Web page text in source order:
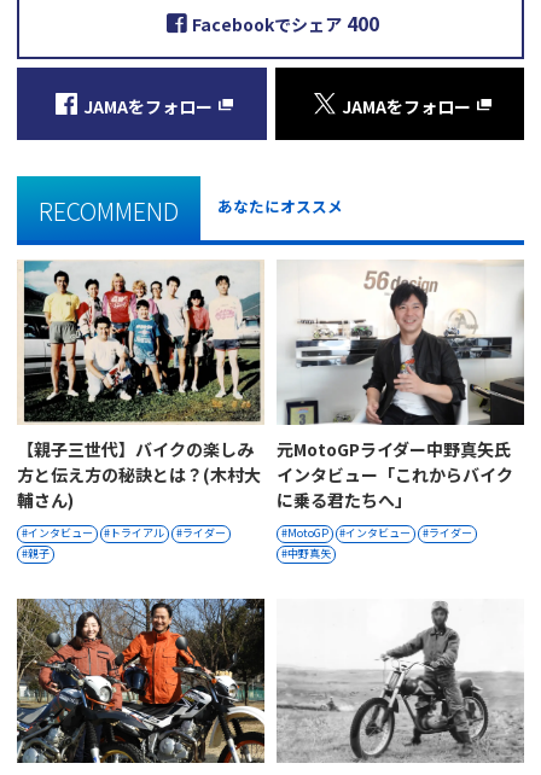
Facebookでシェア 400
JAMAをフォロー JAMAをフォロー
RECOMMEND あなたにオススメ
【親子三世代】バイクの楽しみ
方と伝え方の秘訣とは？(木村大
輔さん)
インタビュー トライアル
ライダー
親子
元MotoGPライダー中野真矢氏
インタビュー「これからバイク
に乗る君たちへ」
MotoGP インタビュー
ライダー
中野真矢